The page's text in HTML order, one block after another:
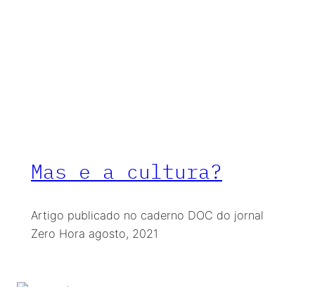
Mas e a cultura?
Artigo publicado no caderno DOC do jornal
Zero Hora agosto, 2021